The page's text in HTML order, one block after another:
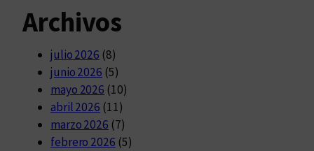
Archivos
julio 2026 (8)
junio 2026 (5)
mayo 2026 (10)
abril 2026 (11)
marzo 2026 (7)
febrero 2026 (5)